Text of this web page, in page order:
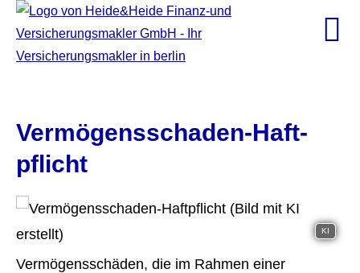
Vermögensschaden-Haft­
pflicht
KI
Vermögensschäden, die im Rahmen einer